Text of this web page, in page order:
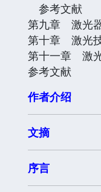
参考文献
第九章 激光
第十章 激光
第十一章 激
参考文献
作者介绍
文摘
序言